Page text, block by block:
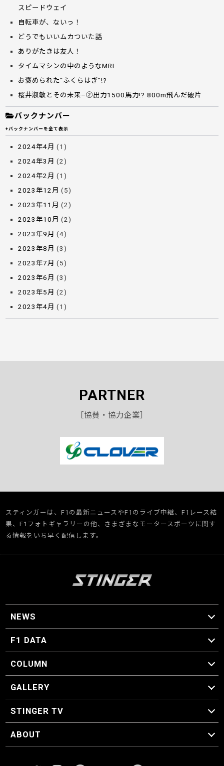
スピードウェイ
自転車が、ないっ！
どうでもいいムカついた話
ありがたきは友人！
タイムマシンの中のようなMRI
お褒められた“ふくらはぎ”!?
桜井淑敏とその未来–②出力1500馬力!? 800m飛んだ破片
バックナンバー
+バックナンバーを全て表示
2024年4月 (1)
2024年3月 (2)
2024年2月 (1)
2023年12月 (5)
2023年11月 (2)
2023年10月 (2)
2023年9月 (4)
2023年8月 (3)
2023年7月 (5)
2023年6月 (3)
2023年5月 (2)
2023年4月 (1)
PARTNER
［協賛・協力企業］
スティンガーは、F1の最新ニュースやF1のライブ中継、F1レース結
果、F1フォトギャラリーの他、さまざまなモータースポーツに関す
る情報をいち早く配信します。
NEWS
F1 ニュース
F1 DATA
F1 日程
F1 データ
COLUMN
マイ・ワンダフル・サーキット
スクーデリア・一方通行
F1に燃え、ゴルフに泣く日々。
スティングくんの部屋
GALLERY
GALLERY
STINGER TV
STINGER TV
ABOUT